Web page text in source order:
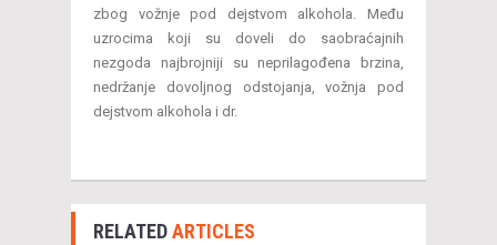
zbog vožnje pod dejstvom alkohola. Među
uzrocima koji su doveli do saobraćajnih
nezgoda najbrojniji su neprilagođena brzina,
nedržanje dovoljnog odstojanja, vožnja pod
dejstvom alkohola i dr.
RELATEDARTICLES